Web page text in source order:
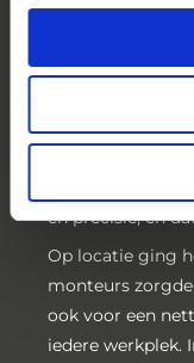
levering van
Alle apparatuur –
en precisie, en
Op locatie ging
monteurs
ook voor een
iedere werkplek.